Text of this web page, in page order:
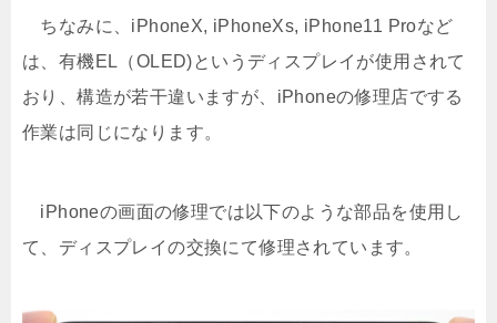
ちなみに、iPhoneX, iPhoneXs, iPhone11 Proなど
は、有機EL（OLED)というディスプレイが使用されて
おり、構造が若干違いますが、iPhoneの修理店でする
作業は同じになります。
iPhoneの画面の修理では以下のような部品を使用し
て、ディスプレイの交換にて修理されています。